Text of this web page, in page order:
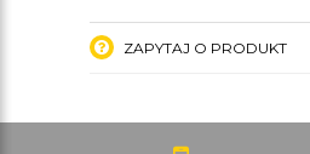
ZAPYTAJ O PRODUKT